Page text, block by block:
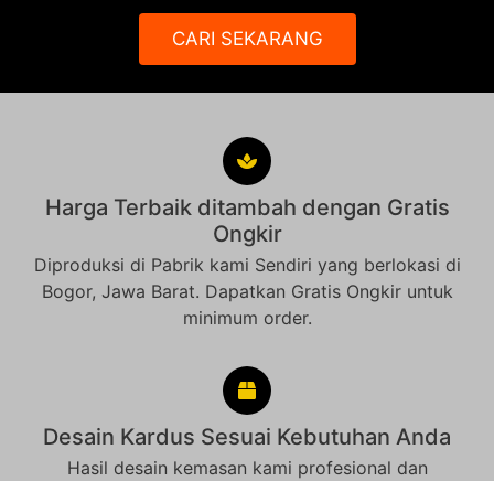
CARI SEKARANG
Harga Terbaik ditambah dengan Gratis
Ongkir
Diproduksi di Pabrik kami Sendiri yang berlokasi di
Bogor, Jawa Barat. Dapatkan Gratis Ongkir untuk
minimum order.
Desain Kardus Sesuai Kebutuhan Anda
Hasil desain kemasan kami profesional dan